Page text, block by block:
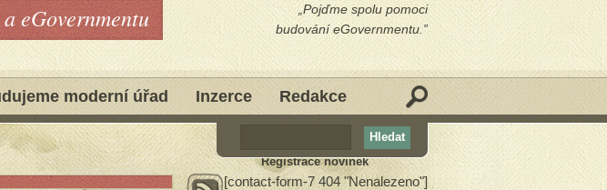
„Pojďme spolu pomoci
budování eGovernmentu.”
eGovernmentu
moderní úřad Inzerce Redakce
Registrace novinek
[contact-form-7 404 "Nenalezeno"]